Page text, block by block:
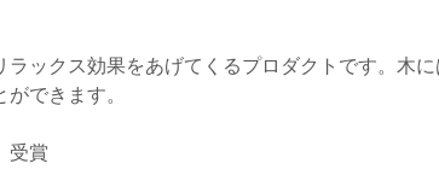
ックス効果をあげてくるプロダクトです。木
できます。
受賞